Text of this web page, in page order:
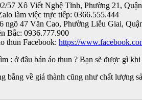
57 Xô Viết Nghệ Tĩnh, Phường 21,
làm việc trực tiếp: 0366.555.444
ngõ 47 Văn Cao, Phường Liễu Giai,
Bắc: 0936.777.900
thun Facebook: https://
: ở đâu bán áo thun ? Bạn sẽ được gì
bằng về giá thành cũng như chất lượng